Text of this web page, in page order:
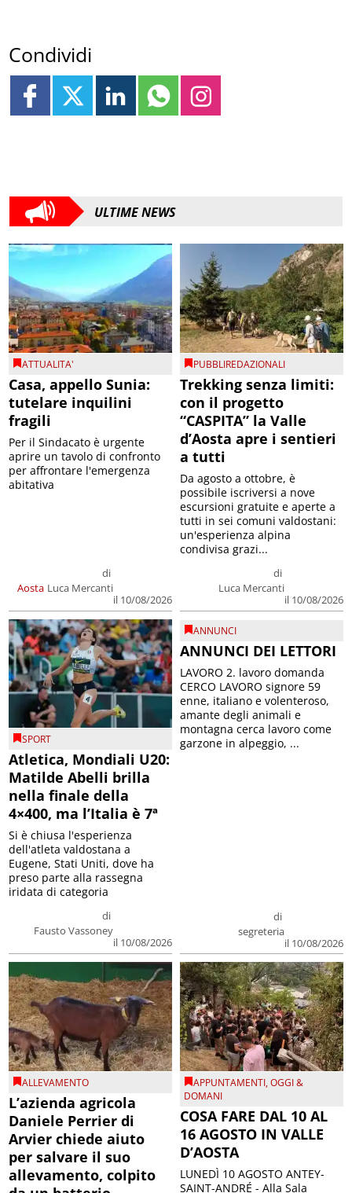
Condividi
ULTIME NEWS
ATTUALITA'
Casa, appello Sunia:
tutelare inquilini
fragili
Aosta
di
Luca Mercanti
il 10/08/2026
Per il Sindacato è urgente
aprire un tavolo di confronto
per affrontare l'emergenza
abitativa
PUBBLIREDAZIONALI
Trekking senza limiti:
con il progetto
“CASPITA” la Valle
d’Aosta apre i sentieri
a tutti
di
Luca Mercanti
il 10/08/2026
Da agosto a ottobre, è
possibile iscriversi a nove
escursioni gratuite e aperte a
tutti in sei comuni valdostani:
un'esperienza alpina
condivisa grazi...
SPORT
Atletica, Mondiali U20:
Matilde Abelli brilla
nella finale della
4×400, ma l’Italia è 7ª
di
Fausto Vassoney
il 10/08/2026
Si è chiusa l'esperienza
dell'atleta valdostana a
Eugene, Stati Uniti, dove ha
preso parte alla rassegna
iridata di categoria
ANNUNCI
ANNUNCI DEI LETTORI
di
segreteria
il 10/08/2026
LAVORO 2. lavoro domanda
CERCO LAVORO signore 59
enne, italiano e volenteroso,
amante degli animali e
montagna cerca lavoro come
garzone in alpeggio, ...
ALLEVAMENTO
L’azienda agricola
Daniele Perrier di
Arvier chiede aiuto
per salvare il suo
allevamento, colpito
APPUNTAMENTI,OGGI &
DOMANI
COSA FARE DAL 10 AL
16 AGOSTO IN VALLE
D’AOSTA
LUNEDÌ 10 AGOSTO ANTEY-
SAINT-ANDRÉ - Alla Sala